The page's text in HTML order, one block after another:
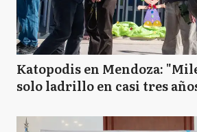
JC José C. Paz
LM La Matanza
Katopodis en Mendoza:
solo ladrillo en casi tres